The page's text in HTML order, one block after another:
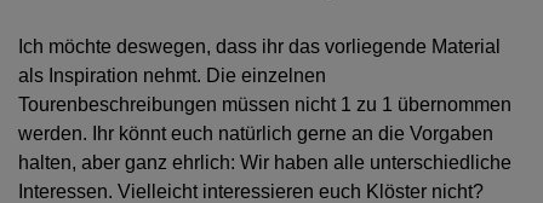
Ich möchte deswegen, dass ihr das vorliegende Material
als Inspiration nehmt. Die einzelnen
Tourenbeschreibungen müssen nicht 1 zu 1 übernommen
werden. Ihr könnt euch natürlich gerne an die Vorgaben
halten, aber ganz ehrlich: Wir haben alle unterschiedliche
Interessen. Vielleicht interessieren euch Klöster nicht?